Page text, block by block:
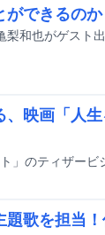
ができるのか
和也がゲスト出
映画「人
歌を担当